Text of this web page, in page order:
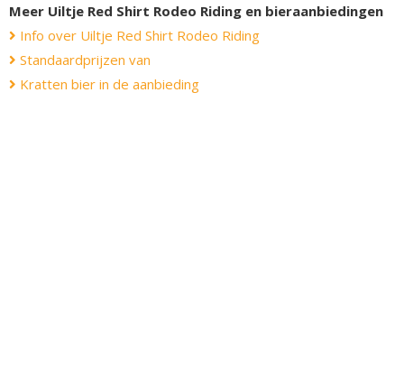
Meer Uiltje Red Shirt Rodeo Riding en bieraanbiedingen
Info over Uiltje Red Shirt Rodeo Riding
Standaardprijzen van
Kratten bier in de aanbieding